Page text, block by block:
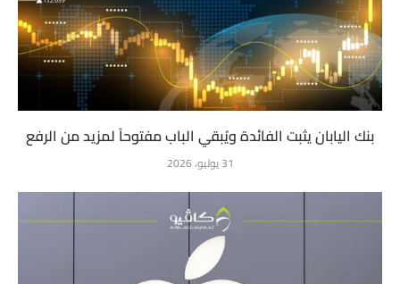
بنك اليابان يثبت الفائدة ويُبقي الباب مفتوحاً لمزيد من الرفع
31 يوليو، 2026